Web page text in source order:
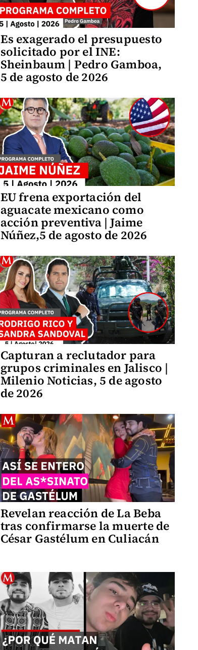
Es exagerado el presupuesto
solicitado por el INE:
Sheinbaum | Pedro Gamboa,
5 de agosto de 2026
EU frena exportación del
aguacate mexicano como
acción preventiva | Jaime
Núñez,5 de agosto de 2026
Capturan a reclutador para
grupos criminales en Jalisco |
Milenio Noticias, 5 de agosto
de 2026
Revelan reacción de La Beba
tras confirmarse la muerte de
César Gastélum en Culiacán